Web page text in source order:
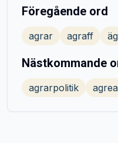
Föregående ord
agrar agraff
Nästkommande
agrarpolitik